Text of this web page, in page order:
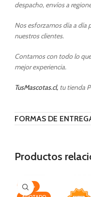
despacho, envíos a
Nos esforzamos día a día
nuestros clientes.
Contamos con todo lo
mejor experiencia.
TusMascotas.cl, tu tienda
FORMAS DE
Productos
-20%